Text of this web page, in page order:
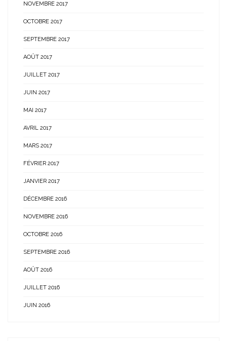
NOVEMBRE 2017
OCTOBRE 2017
SEPTEMBRE 2017
AOÛT 2017
JUILLET 2017
JUIN 2017
MAI 2017
AVRIL 2017
MARS 2017
FÉVRIER 2017
JANVIER 2017
DÉCEMBRE 2016
NOVEMBRE 2016
OCTOBRE 2016
SEPTEMBRE 2016
AOÛT 2016
JUILLET 2016
JUIN 2016